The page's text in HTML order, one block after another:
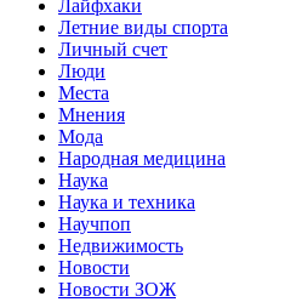
Лайфхаки
Летние виды спорта
Личный счет
Люди
Места
Мнения
Мода
Народная медицина
Наука
Наука и техника
Научпоп
Недвижимость
Новости
Новости ЗОЖ